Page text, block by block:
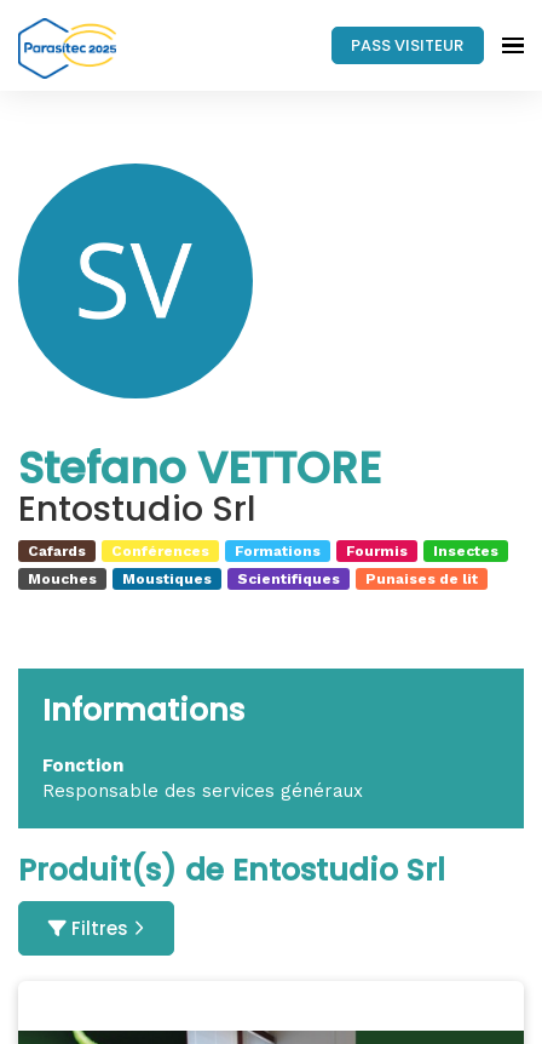
PASS VISITEUR
Stefano VETTORE
Entostudio Srl
Cafards Conférences Formations Fourmis
Insectes
Mouches
Moustiques Scientifiques Punaises de lit
Informations
Fonction
Responsable des services généraux
Produit(s) de Entostudio Srl
Filtres